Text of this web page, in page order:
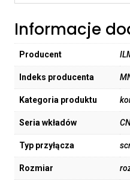
Informacje
Producent
Indeks producenta
Kategoria produktu
Seria wkładów
Typ przyłącza
Rozmiar